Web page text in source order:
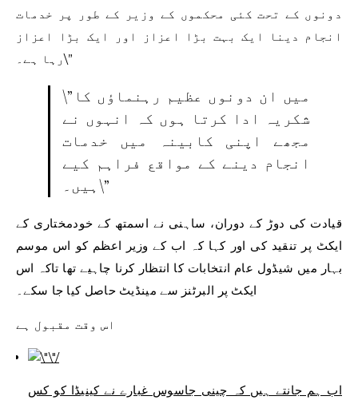
دونوں کے تحت کئی محکموں کے وزیر کے طور پر خدمات
انجام دینا ایک بہت بڑا اعزاز اور ایک بڑا اعزاز
رہا ہے۔\”
\”میں ان دونوں عظیم رہنماؤں کا
شکریہ ادا کرتا ہوں کہ انہوں نے
مجھے اپنی کابینہ میں خدمات
انجام دینے کے مواقع فراہم کیے
ہیں۔\”
قیادت کی دوڑ کے دوران، ساہنی نے اسمتھ کے خودمختاری کے
ایکٹ پر تنقید کی اور کہا کہ اب کے وزیر اعظم کو اس موسم
بہار میں شیڈول عام انتخابات کا انتظار کرنا چاہیے تھا تاکہ اس
ایکٹ پر البرٹنز سے مینڈیٹ حاصل کیا جا سکے۔
اس وقت مقبول ہے
اب ہم جانتے ہیں کہ چینی جاسوس غبارے نے کینیڈا کو کس